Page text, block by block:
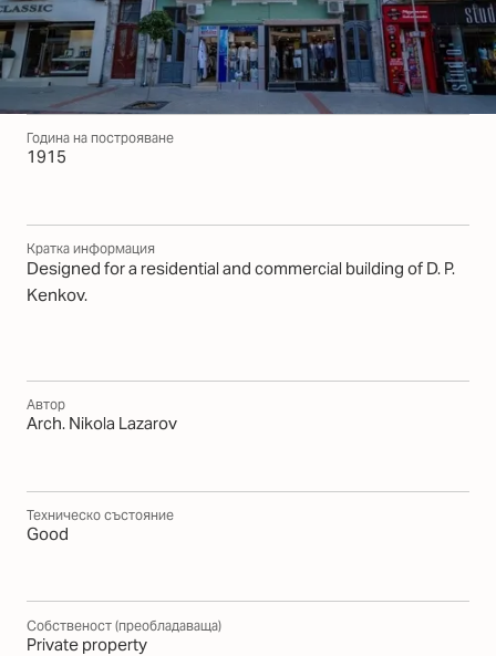
Година на построяване
1915
Кратка информация
Designed for a residential and commercial building of D. P.
Kenkov.
Автор
Arch. Nikola Lazarov
Техническо състояние
Good
Собственост (преобладаваща)
Private property